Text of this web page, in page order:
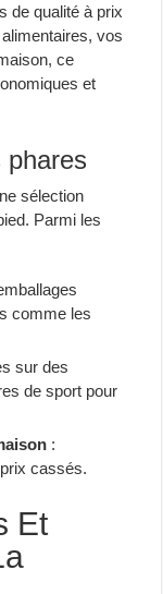
de qualité à prix
vos
ce
et
phares
sélection
Parmi les
comme les
sur des
de sport pour
:
cassés.
Et